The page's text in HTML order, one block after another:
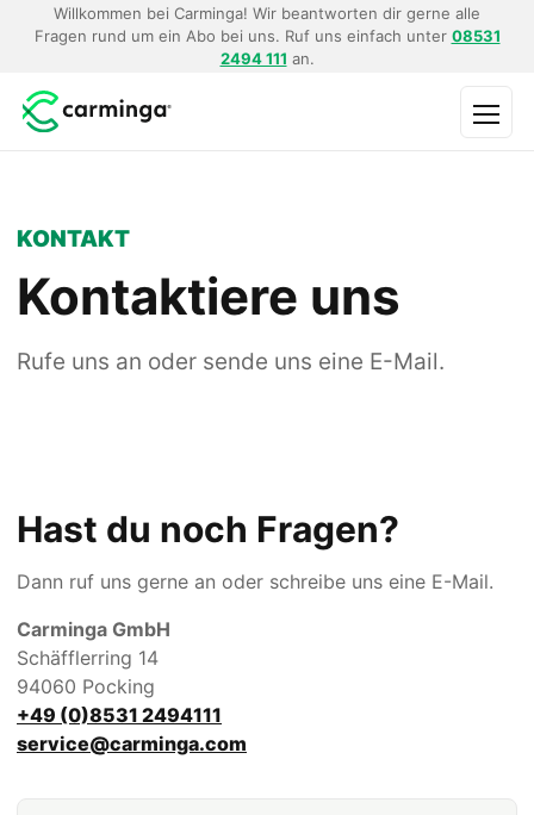
Willkommen bei Carminga! Wir beantworten dir gerne alle
Fragen rund um ein Abo bei uns. Ruf uns einfach unter 08531
2494 111 an.
KONTAKT
Kontaktiere uns
Rufe uns an oder sende uns eine E-Mail.
Hast du noch Fragen?
Dann ruf uns gerne an oder schreibe uns eine E-Mail.
Carminga GmbH
Schäfflerring 14
94060 Pocking
+49 (0)8531 2494111
service@carminga.com